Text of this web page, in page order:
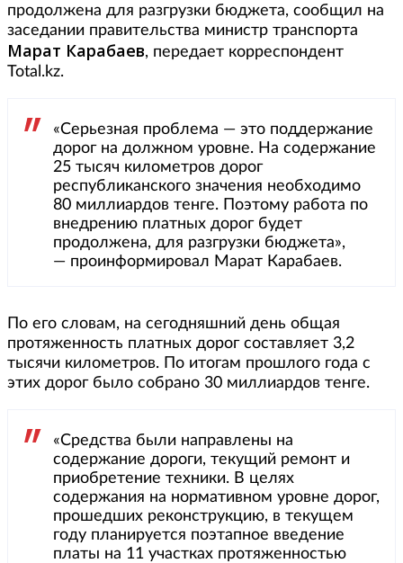
продолжена для разгрузки бюджета, сообщил на
заседании правительства министр транспорта
Марат Карабаев, передает корреспондент
Total.kz.
«Серьезная проблема — это поддержание
дорог на должном уровне. На содержание
25 тысяч километров дорог
республиканского значения необходимо
80 миллиардов тенге. Поэтому работа по
внедрению платных дорог будет
продолжена, для разгрузки бюджета»,
— проинформировал Марат Карабаев.
По его словам, на сегодняшний день общая
протяженность платных дорог составляет 3,2
тысячи километров. По итогам прошлого года с
этих дорог было собрано 30 миллиардов тенге.
«Средства были направлены на
содержание дороги, текущий ремонт и
приобретение техники. В целях
содержания на нормативном уровне дорог,
прошедших реконструкцию, в текущем
году планируется поэтапное введение
платы на 11 участках протяженностью